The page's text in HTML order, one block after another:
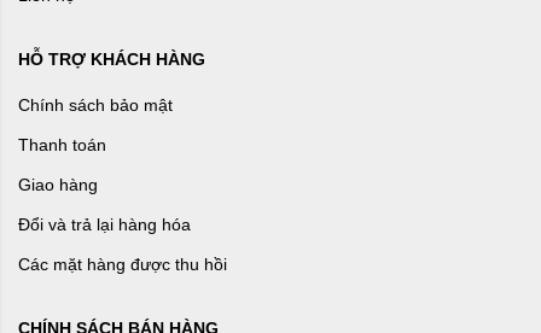
HỖ TRỢ KHÁCH HÀNG
Chính sách bảo mật
Thanh toán
Giao hàng
Đổi và trả lại hàng hóa
Các mặt hàng được thu hồi
CHÍNH SÁCH BÁN HÀNG